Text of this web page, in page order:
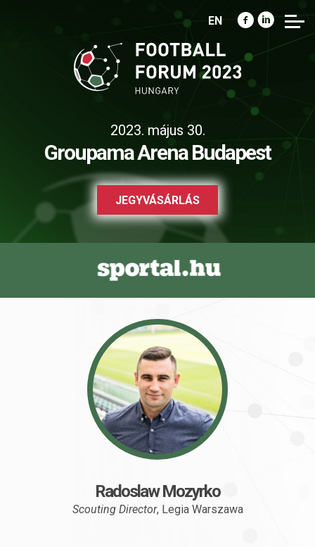
EN
2023. május 30.
Groupama Arena Budapest
JEGYVÁSÁRLÁS
Radoslaw Mozyrko
Scouting Director, Legia Warszawa